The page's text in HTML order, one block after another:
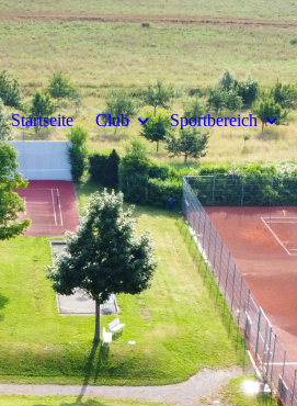
Startseite Club Sportbereich